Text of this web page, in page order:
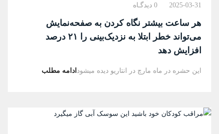
2025-03-31 0 دیدگـاه
هر ساعت بیشتر نگاه کردن به صفحه‌نمایش
می‌تواند خطر ابتلا به نزدیک‌بینی را ۲۱ درصد
افزایش دهد
این حشره در ماه مارچ در انتاریو دیده میشود ادامه مطلب